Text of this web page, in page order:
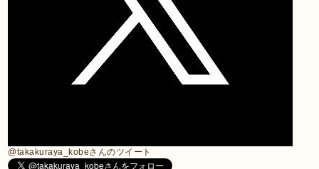
@takakuraya_kobeさんのツイート